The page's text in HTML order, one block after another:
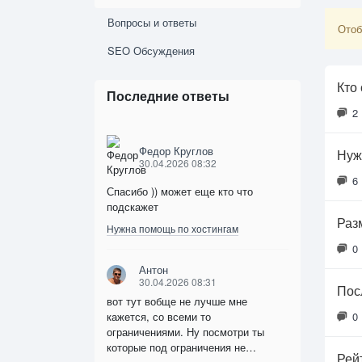
Вопросы и ответы
SEO Обсуждения
Последние ответы
Федор Круглов
30.04.2026 08:32
Спасибо )) может еще кто что
подскажет
Нужна помощь по хостингам
Антон
30.04.2026 08:31
вот тут вобще не лучше мне
кажется, со всеми то
ограничениями. Ну посмотри ты
которые под ограничения не…
2
6
0
0